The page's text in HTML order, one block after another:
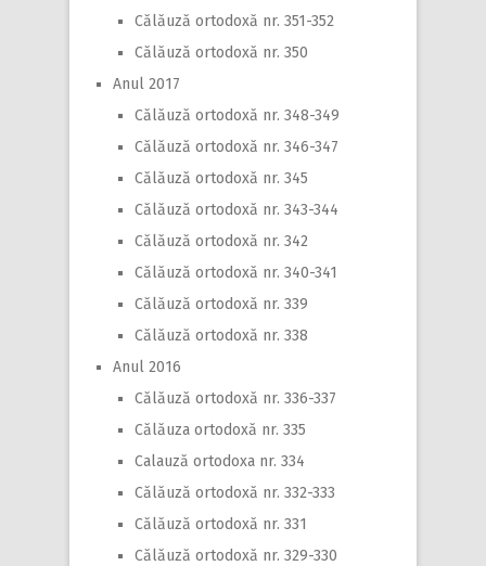
Călăuză ortodoxă nr. 351-352
Călăuză ortodoxă nr. 350
Anul 2017
Călăuză ortodoxă nr. 348-349
Călăuză ortodoxă nr. 346-347
Călăuză ortodoxă nr. 345
Călăuză ortodoxă nr. 343-344
Călăuză ortodoxă nr. 342
Călăuză ortodoxă nr. 340-341
Călăuză ortodoxă nr. 339
Călăuză ortodoxă nr. 338
Anul 2016
Călăuză ortodoxă nr. 336-337
Călăuza ortodoxă nr. 335
Calauză ortodoxa nr. 334
Călăuză ortodoxă nr. 332-333
Călăuză ortodoxă nr. 331
Călăuză ortodoxă nr. 329-330